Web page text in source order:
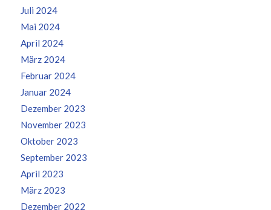
Juli 2024
Mai 2024
April 2024
März 2024
Februar 2024
Januar 2024
Dezember 2023
November 2023
Oktober 2023
September 2023
April 2023
März 2023
Dezember 2022